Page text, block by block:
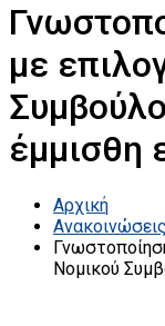
με
έμμισθη
Αρχική
Ανακοινώσεις
Νομικού